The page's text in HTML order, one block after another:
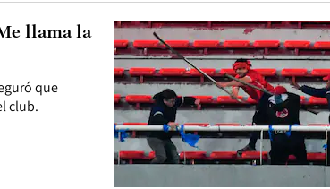
que
club.
llama la